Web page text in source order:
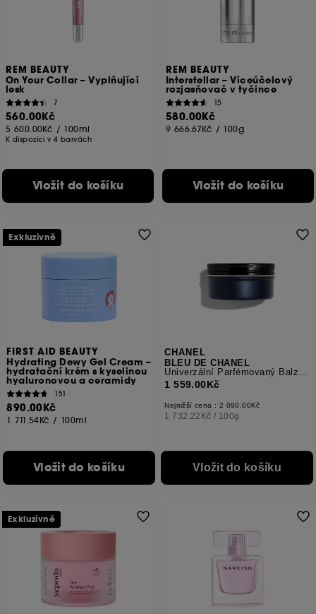
REM BEAUTY
On Your Collar – Vyplňující
lesk
7
560.00Kč
5 600.00Kč / 100ml
K dispozici v 4 barvách
Vložit do košíku
REM BEAUTY
Interstellar – Víceúčelový
rozjasňovač v tyčince
15
580.00Kč
9 666.67Kč / 100g
Vložit do košíku
FIRST AID BEAUTY
Hydrating Dewy Gel Cream –
hydratační krém s kyselinou
hyaluronovou a ceramidy
151
890.00Kč
1 711.54Kč / 100ml
Vložit do košíku
Exkluzivně
CHANEL
BLEU DE CHANEL
Univerzální Parfémovaný Balzám
1 559.00Kč
Nejnižší cena : 2 090.00Kč
1 732.22Kč / 100g
Vložit do košíku
Exkluzivně
Svůj souhlas můžete kdykoli odvolat. Pokud chcete